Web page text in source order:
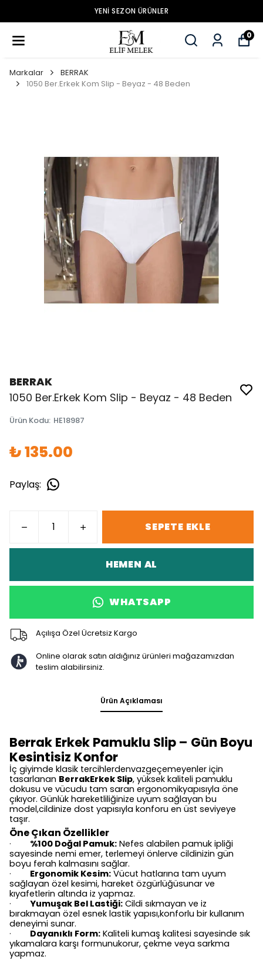
YENİ SEZON ÜRÜNLER
0
Markalar
BERRAK
1050 Ber.Erkek Kom Slip - Beyaz - 48 Beden
BERRAK
1050 Ber.Erkek Kom Slip - Beyaz - 48 Beden
Ürün Kodu: HE18987
₺ 135.00
Paylaş:
SEPETE EKLE
HEMEN AL
WHATSAPP
Açılışa Özel Ücretsiz Kargo
Online olarak satın aldığınız ürünleri mağazamızdan
teslim alabilirsiniz.
Ürün Açıklaması
Berrak Erkek Pamuklu Slip – Gün Boyu
Kesintisiz Konfor
İç giyimde klasik tercihlerdenvazgeçemeyenler için
tasarlanan BerrakErkek Slip, yüksek kaliteli pamuklu
dokusu ve vücudu tam saran ergonomikyapısıyla öne
çıkıyor. Günlük hareketliliğinize uyum sağlayan bu
model,cildinize dost yapısıyla konforu en üst seviyeye
taşır.
Öne Çıkan Özellikler
· %100 Doğal Pamuk: Nefes alabilen pamuk ipliği
sayesinde nemi emer, terlemeyi önlerve cildinizin gün
boyu ferah kalmasını sağlar.
· Ergonomik Kesim: Vücut hatlarına tam uyum
sağlayan özel kesimi, hareket özgürlüğüsunar ve
kıyafetlerin altında iz yapmaz.
· Yumuşak Bel Lastiği: Cildi sıkmayan ve iz
bırakmayan özel esnek lastik yapısı,konforlu bir kullanım
deneyimi sunar.
· Dayanıklı Form: Kaliteli kumaş kalitesi sayesinde sık
yıkamalara karşı formunukorur, çekme veya sarkma
yapmaz.